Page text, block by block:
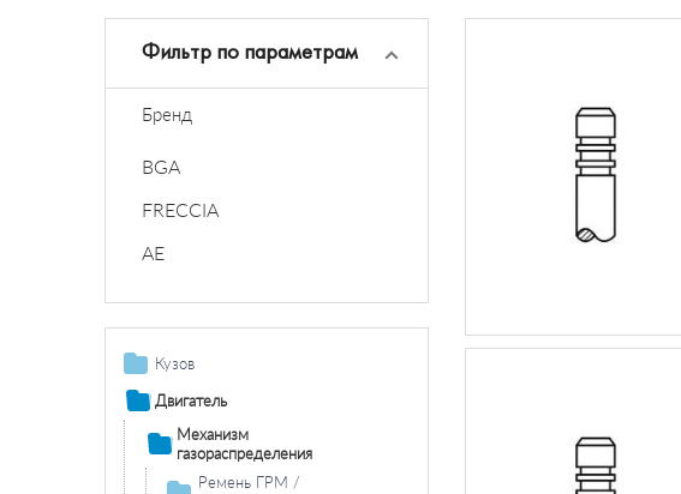
Фильтр по параметрам
Бренд
BGA
FRECCIA
AE
Кузов
Детали кузова /
Продольная / поперечная балка
Накладки порога / двери
Остекление /
зеркала
Двигатель
Механизм
газораспределения
Ремень ГРМ /